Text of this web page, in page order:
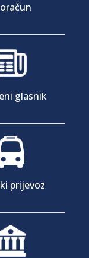
glasnik
prijevoz